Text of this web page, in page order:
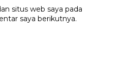
situs web saya pada
saya berikutnya.